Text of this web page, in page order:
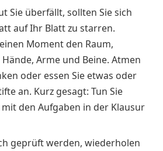
Sie überfällt, sollten Sie sich
auf Ihr Blatt zu starren.
Moment den Raum,
Arme und Beine. Atmen
oder essen Sie etwas oder
an. Kurz gesagt: Tun Sie
den Aufgaben in der Klausur
geprüft werden, wiederholen